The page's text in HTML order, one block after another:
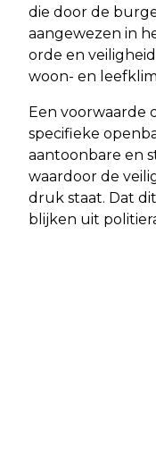
die door de
aangewezen in
orde en
woon- en
Een voorwaarde
specifieke
aantoonbare en
waardoor de
druk staat. Dat
blijken uit